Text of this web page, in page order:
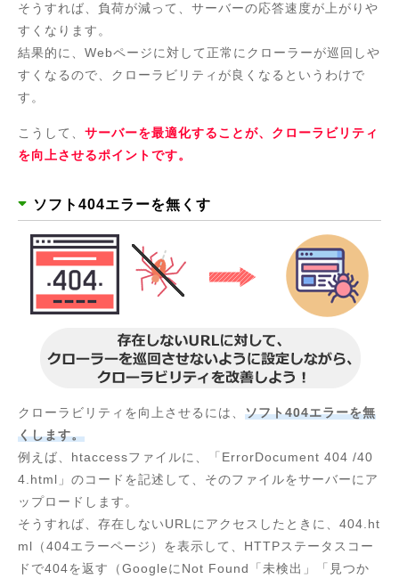
そうすれば、負荷が減って、サーバーの応答速度が上がりや
すくなります。
結果的に、Webページに対して正常にクローラーが巡回しや
すくなるので、クローラビリティが良くなるというわけで
す。
こうして、 サーバーを最適化することが、クローラビリティ
を向上させるポイントです。
ソフト404エラーを無くす
クローラビリティを向上させるには、 ソフト404エラーを無
くします。
例えば、htaccessファイルに、「ErrorDocument 404 /40
4.html」のコードを記述して、そのファイルをサーバーにア
ップロードします。
そうすれば、存在しないURLにアクセスしたときに、404.ht
ml（404エラーページ）を表示して、HTTPステータスコー
ドで404を返す（GoogleにNot Found「未検出」「見つか